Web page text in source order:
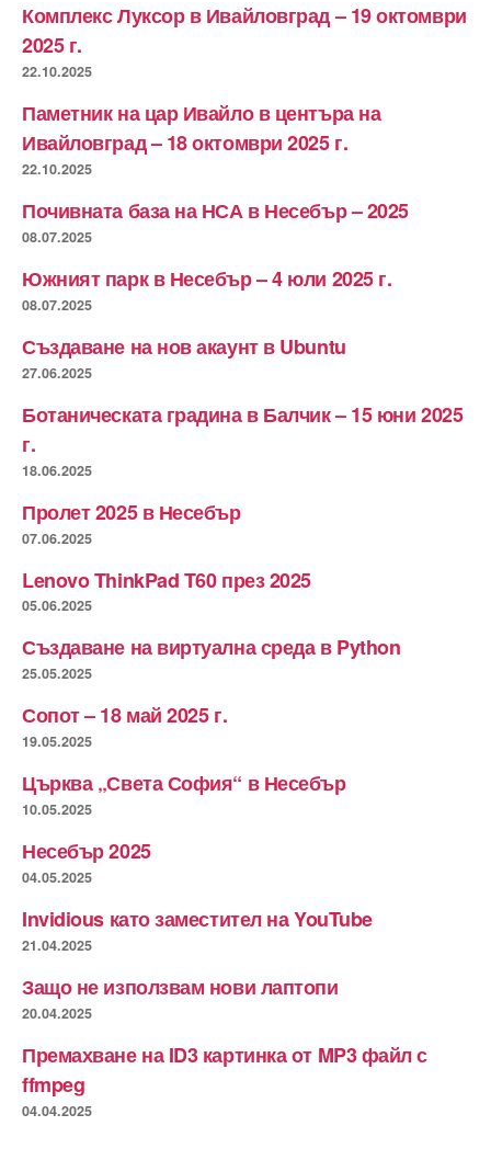
Комплекс Луксор в Ивайловград – 19 октомври
2025 г.
22.10.2025
Паметник на цар Ивайло в центъра на
Ивайловград – 18 октомври 2025 г.
22.10.2025
Почивната база на НСА в Несебър – 2025
08.07.2025
Южният парк в Несебър – 4 юли 2025 г.
08.07.2025
Създаване на нов акаунт в Ubuntu
27.06.2025
Ботаническата градина в Балчик – 15 юни 2025
г.
18.06.2025
Пролет 2025 в Несебър
07.06.2025
Lenovo ThinkPad T60 през 2025
05.06.2025
Създаване на виртуална среда в Python
25.05.2025
Сопот – 18 май 2025 г.
19.05.2025
Църква „Света София“ в Несебър
10.05.2025
Несебър 2025
04.05.2025
Invidious като заместител на YouTube
21.04.2025
Защо не използвам нови лаптопи
20.04.2025
Премахване на ID3 картинка от MP3 файл с
ffmpeg
04.04.2025